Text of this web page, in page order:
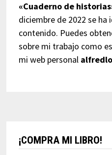
«Cuaderno de
diciembre de 2022 se
contenido. Puedes
sobre mi trabajo como
mi web personal
¡COMPRA MI LIBRO!